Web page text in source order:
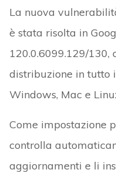
La nuova
è stata risolta in
120.0.6099.129/130,
distribuzione in tutto
Windows, Mac e
Come impostazione
controlla
aggiornamenti e li